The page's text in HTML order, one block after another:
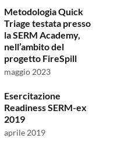
Metodologia Quick
Triage testata presso
la SERM Academy,
nell’ambito del
progetto FireSpill
maggio 2023
Esercitazione
Readiness SERM-ex
2019
aprile 2019